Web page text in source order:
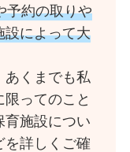
予約の取りや
設によって大
あくまでも私
ってのこと
育施設につい
を詳しくご確